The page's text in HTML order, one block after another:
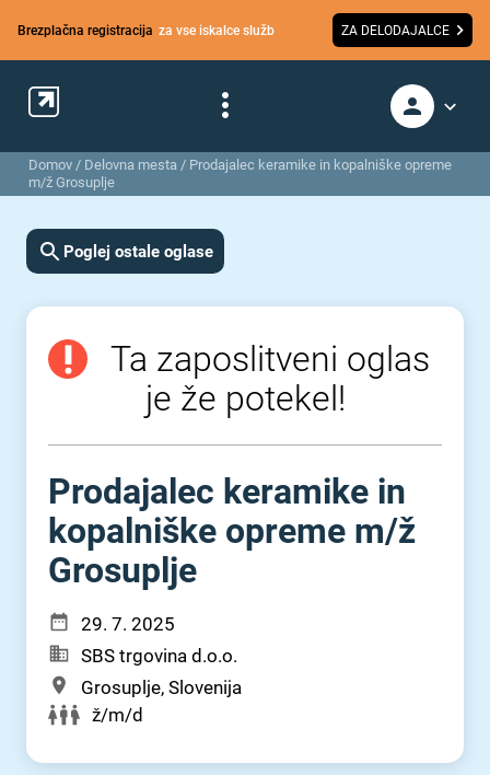
Brezplačna registracija za vse iskalce služb ZA DELODAJALCE
Domov / Delovna mesta / Prodajalec keramike in kopalniške opreme
m/ž Grosuplje
Poglej ostale oglase
Ta zaposlitveni oglas
je že potekel!
Prodajalec keramike in
kopalniške opreme m⁠/⁠ž
Grosuplje
29. 7. 2025
SBS trgovina d.o.o.
Grosuplje, Slovenija
ž/m/d